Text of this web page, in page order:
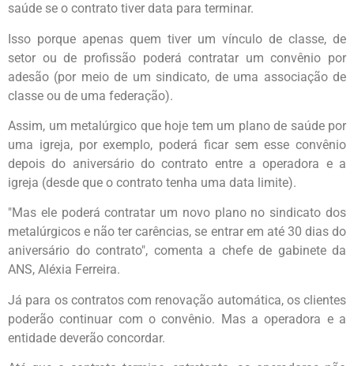
saúde se o contrato tiver data para terminar.
Isso porque apenas quem tiver um vínculo de classe, de
setor ou de profissão poderá contratar um convênio por
adesão (por meio de um sindicato, de uma associação de
classe ou de uma federação).
Assim, um metalúrgico que hoje tem um plano de saúde por
uma igreja, por exemplo, poderá ficar sem esse convênio
depois do aniversário do contrato entre a operadora e a
igreja (desde que o contrato tenha uma data limite).
"Mas ele poderá contratar um novo plano no sindicato dos
metalúrgicos e não ter carências, se entrar em até 30 dias do
aniversário do contrato", comenta a chefe de gabinete da
ANS, Aléxia Ferreira.
Já para os contratos com renovação automática, os clientes
poderão continuar com o convênio. Mas a operadora e a
entidade deverão concordar.